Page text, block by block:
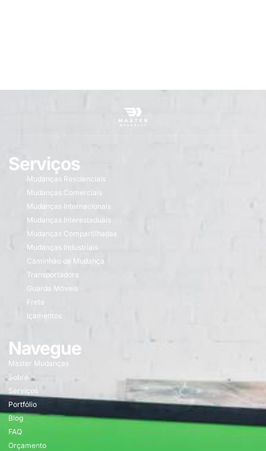
Serviços
Mudanças Residenciais
Mudanças Comerciais
Mudanças Internacionais
Mudanças Interestaduais
Mudanças Compartilhadas
Mudanças Industriais
Caminhão de Mudança
Transportadora
Guarda Móveis
Frete
Içamentos
Navegue
Master Mudanças
Sobre
Serviços
Portfólio
Blog
FAQ
Orçamento